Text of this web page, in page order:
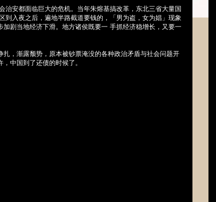
安都面临巨大的危机。当年朱熔基搞改革，东北三省大量国
到入夜之后，遍地半路截道要钱的，「男为盗，女为娼」现象
剧当地经济下滑。地方诸侯既要一 手抓经济稳增长，又要一
，渐露颓势，原本被钞票淹没的各种政治矛盾与社会问题开
中国到了还债的时候了。